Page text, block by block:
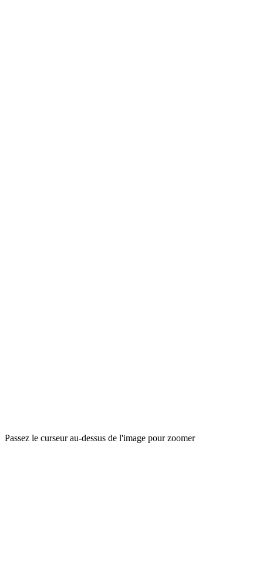
Passez le curseur au-dessus de l'image pour zoomer